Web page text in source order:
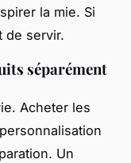
la mie. Si
de servir.
séparément
Acheter les
Un